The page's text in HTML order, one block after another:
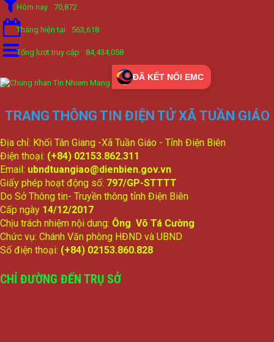
Hôm nay 70,872
Tháng hiện tại 563,618
Tổng lượt truy cập 84,434,058
ĐÃ KẾT NỐI EMC
TRANG THÔNG TIN ĐIỆN TỬ XÃ TUẦN GIÁO
Địa chỉ: Khối Tân Giang -Xã Tuần Giáo - Tỉnh Điện Biên
Điện thoại: (+84) 02153.862.311
Email: ubndtuangiao@dienbien.gov.vn
Giấy phép hoạt động số: 797/GP-STTTT
Do Sở Thông tin- Truyền thông tỉnh Điện Biên
Cấp ngày 14/12/2017
Chịu trách nhiệm nội dung: Ông Võ Tá Cường
Chức vụ: Chánh Văn phòng HĐND và UBND
Số điện thoại: (+84) 02153.860.828
CHỈ ĐƯỜNG ĐẾN TRỤ SỞ